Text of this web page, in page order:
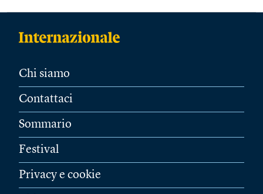
Chi siamo
Contattaci
Sommario
Festival
Privacy e cookie